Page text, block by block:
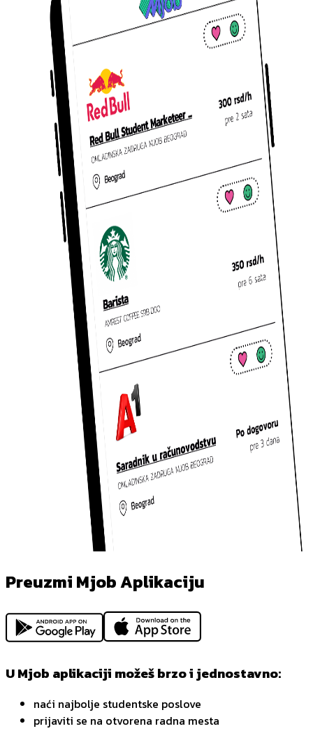
Preuzmi Mjob Aplikaciju
U Mjob aplikaciji možeš brzo i jednostavno:
naći najbolje studentske poslove
prijaviti se na otvorena radna mesta